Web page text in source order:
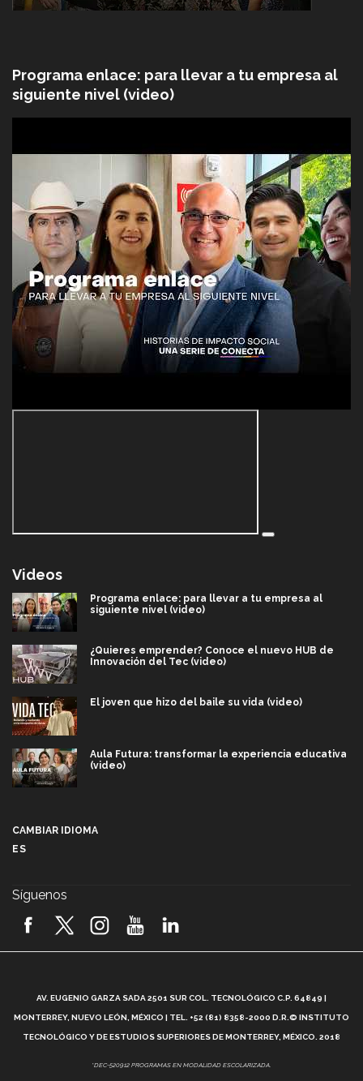
Programa enlace: para llevar a tu empresa al
siguiente nivel (video)
Videos
Programa enlace: para llevar a tu empresa al
siguiente nivel (video)
¿Quieres emprender? Conoce el nuevo HUB de
Innovación del Tec (video)
El joven que hizo del baile su vida (video)
Aula Futura: transformar la experiencia educativa
(video)
2026! (video)
¿Cómo es el Modelo Educativo Tec? (video)
Vida Tec: Feminismo e Inteligencia Artificial, Paola
CAMBIAR IDIOMA
ES
Síguenos
AV. EUGENIO GARZA SADA 2501 SUR COL. TECNOLÓGICO C.P. 64849 |
MONTERREY, NUEVO LEÓN, MÉXICO | TEL. +52 (81) 8358-2000 D.R.© INSTITUTO
TECNOLÓGICO Y DE ESTUDIOS SUPERIORES DE MONTERREY, MÉXICO. 2018
*DEC-520912 PROGRAMAS EN MODALIDAD ESCOLARIZADA.